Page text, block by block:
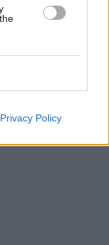
Privacy Policy